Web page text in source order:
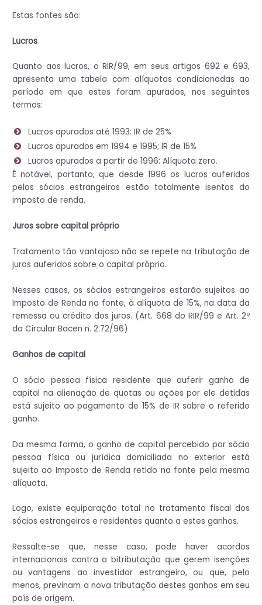
Estas fontes são:
Lucros
Quanto aos lucros, o RIR/99, em seus artigos 692 e 693,
apresenta uma tabela com alíquotas condicionadas ao
período em que estes foram apurados, nos seguintes
termos:
Lucros apurados até 1993: IR de 25%
Lucros apurados em 1994 e 1995; IR de 15%
Lucros apurados a partir de 1996: Alíquota zero.
É notável, portanto, que desde 1996 os lucros auferidos
pelos sócios estrangeiros estão totalmente isentos do
imposto de renda.
Juros sobre capital próprio
Tratamento tão vantajoso não se repete na tributação de
juros auferidos sobre o capital próprio.
Nesses casos, os sócios estrangeiros estarão sujeitos ao
Imposto de Renda na fonte, à alíquota de 15%, na data da
remessa ou crédito dos juros. (Art. 668 do RIR/99 e Art. 2º
da Circular Bacen n. 2.72/96)
Ganhos de capital
O sócio pessoa física residente que auferir ganho de
capital na alienação de quotas ou ações por ele detidas
está sujeito ao pagamento de 15% de IR sobre o referido
ganho.
Da mesma forma, o ganho de capital percebido por sócio
pessoa física ou jurídica domiciliada no exterior está
sujeito ao Imposto de Renda retido na fonte pela mesma
alíquota.
Logo, existe equiparação total no tratamento fiscal dos
sócios estrangeiros e residentes quanto a estes ganhos.
Ressalte-se que, nesse caso, pode haver acordos
internacionais contra a bitributação que gerem isenções
ou vantagens ao investidor estrangeiro, ou que, pelo
menos, previnam a nova tributação destes ganhos em seu
país de origem.